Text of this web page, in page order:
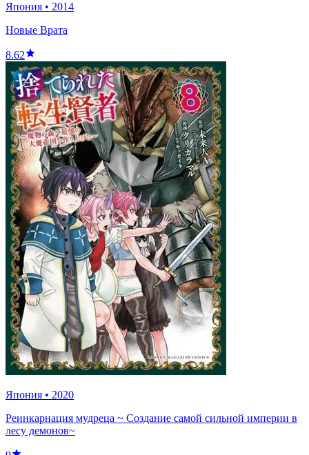
Япония • 2014
Новые Врата
8.62
Япония • 2020
Реинкарнация мудреца ~ Создание самой сильной империи в
лесу демонов~